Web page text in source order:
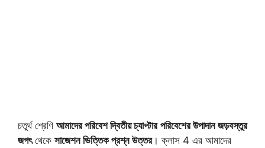
চতুর্থ শ্রেণি আমাদের পরিবেশ দ্বিতীয় চ্যাপ্টার পরিবেশের উপাদান জড়বস্তুর
জগৎথেকে সাজেশন ভিত্তিক প্রশ্ন উত্তর। ক্লাস 4 এর আমাদের